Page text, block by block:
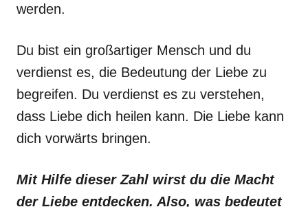
werden.
Du bist ein großartiger Mensch und du
verdienst es, die Bedeutung der Liebe zu
begreifen. Du verdienst es zu verstehen,
dass Liebe dich heilen kann. Die Liebe kann
dich vorwärts bringen.
Mit Hilfe dieser Zahl wirst du die Macht
der Liebe entdecken. Also, was bedeutet